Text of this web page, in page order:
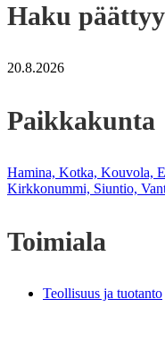
Haku päättyy
20.8.2026
Paikkakunta
Hamina, Kotka, Kouvola,
Kirkkonummi, Siuntio,
Toimiala
Teollisuus ja tuotanto